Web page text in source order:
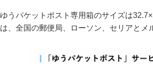
ゆうパケットポスト専用箱のサイズは
は、全国の郵便局、ローソン、セリアとメ